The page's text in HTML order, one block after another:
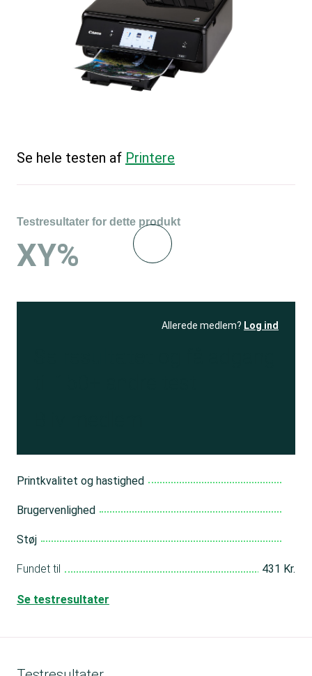
Se hele testen af Printere
Testresultater for dette produkt
XY%
Allerede medlem? Log ind
Printkvalitet og hastighed
Brugervenlighed
Støj
Fundet til 431 Kr.
Se testresultater